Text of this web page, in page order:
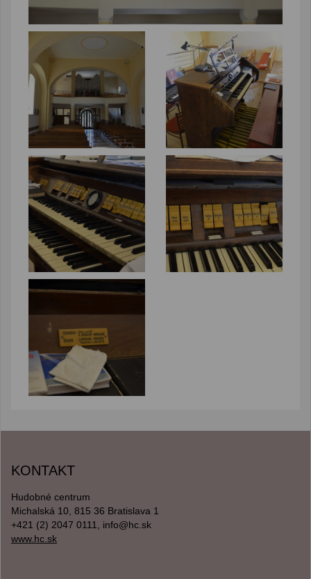
KONTAKT
Hudobné centrum
Michalská 10, 815 36 Bratislava 1
+421 (2) 2047 0111, info@hc.sk
www.hc.sk